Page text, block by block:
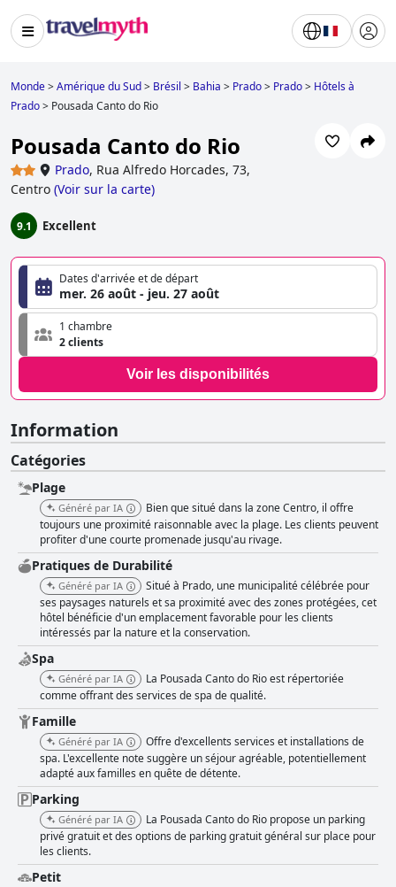
Monde>Amérique du Sud> Brésil > Bahia > Prado> Prado> Hôtels à
Prado> Pousada Canto do Rio
Pousada Canto do Rio
Prado, Rua Alfredo Horcades, 73,
Centro (Voir sur la carte)
9.1 Excellent
Dates d'arrivée et de départ
mer. 26 août - jeu. 27 août
1 chambre
2 clients
Voir les disponibilités
Information
Catégories
Plage
Généré par IA
Bien que situé dans la zone Centro, il offre
toujours une proximité raisonnable avec la plage. Les clients peuvent
profiter d'une courte promenade jusqu'au rivage.
Pratiques de Durabilité
Généré par IA
Situé à Prado, une municipalité célébrée pour
ses paysages naturels et sa proximité avec des zones protégées, cet
hôtel bénéficie d'un emplacement favorable pour les clients
intéressés par la nature et la conservation.
Spa
Généré par IA
La Pousada Canto do Rio est répertoriée
comme offrant des services de spa de qualité.
Famille
Généré par IA
Offre d'excellents services et installations de
spa. L'excellente note suggère un séjour agréable, potentiellement
adapté aux familles en quête de détente.
Parking
Généré par IA
La Pousada Canto do Rio propose un parking
privé gratuit et des options de parking gratuit général sur place pour
les clients.
Petit